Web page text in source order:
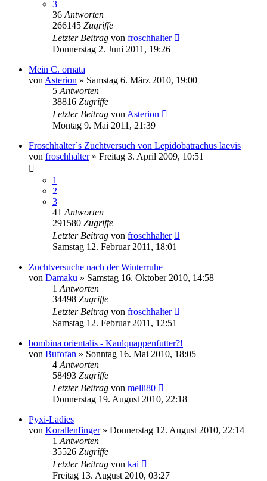
3
36 Antworten
266145 Zugriffe
Letzter Beitrag von froschhalter
Donnerstag 2. Juni 2011, 19:26
Mein C. ornata
von Asterion » Samstag 6. März 2010, 19:00
5 Antworten
38816 Zugriffe
Letzter Beitrag von Asterion
Montag 9. Mai 2011, 21:39
Froschhalter`s Zuchtversuch von Lepidobatrachus laevis
von froschhalter» Freitag 3. April 2009, 10:51
1
2
3
41 Antworten
291580 Zugriffe
Letzter Beitrag von froschhalter
Samstag 12. Februar 2011, 18:01
Zuchtversuche nach der Winterruhe
von Damaku » Samstag 16. Oktober 2010, 14:58
1 Antworten
34498 Zugriffe
Letzter Beitrag von froschhalter
Samstag 12. Februar 2011, 12:51
bombina orientalis - Kaulquappenfutter?!
von Bufofan » Sonntag 16. Mai 2010, 18:05
4 Antworten
58493 Zugriffe
Letzter Beitrag von melli80
Donnerstag 19. August 2010, 22:18
Pyxi-Ladies
von Korallenfinger» Donnerstag 12. August 2010, 22:14
1 Antworten
35526 Zugriffe
Letzter Beitrag von kai
Freitag 13. August 2010, 03:27